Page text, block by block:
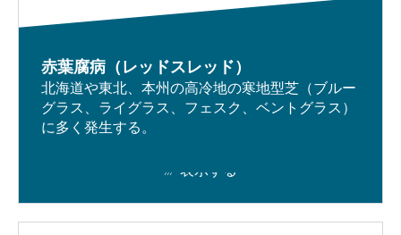
赤葉腐病（レッドスレッド）
北海道や東北、本州の高冷地の寒地型芝（ブルー
グラス、ライグラス、フェスク、ベントグラス）
に多く発生する。
表示する